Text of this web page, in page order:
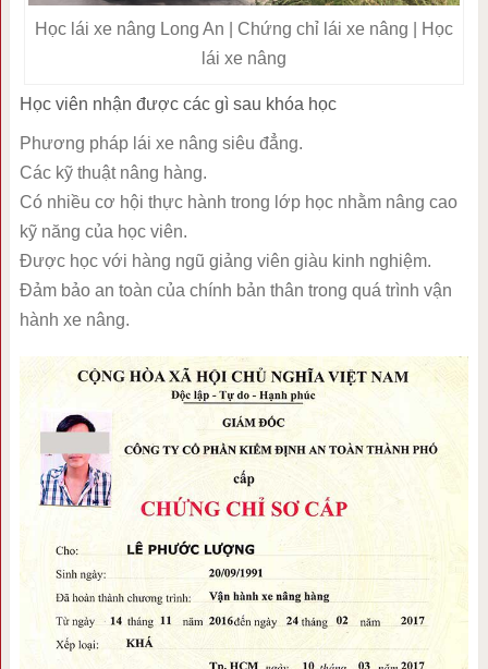
Học lái xe nâng Long An | Chứng chỉ lái xe nâng | Học
lái xe nâng
Học viên nhận được các gì sau khóa học
Phương pháp lái xe nâng siêu đẳng.
Các kỹ thuật nâng hàng.
Có nhiều cơ hội thực hành trong lớp học nhằm nâng cao
kỹ năng của học viên.
Được học với hàng ngũ giảng viên giàu kinh nghiệm.
Đảm bảo an toàn của chính bản thân trong quá trình vận
hành xe nâng.